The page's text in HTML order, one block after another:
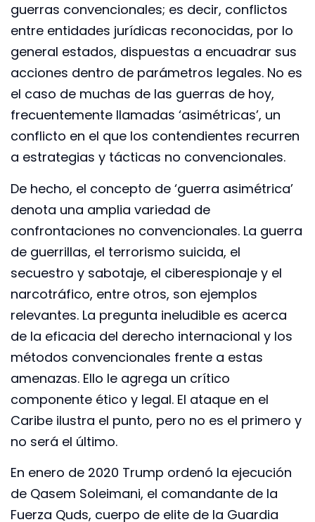
guerras convencionales; es decir, conflictos
entre entidades jurídicas reconocidas, por lo
general estados, dispuestas a encuadrar sus
acciones dentro de parámetros legales. No es
el caso de muchas de las guerras de hoy,
frecuentemente llamadas ‘asimétricas’, un
conflicto en el que los contendientes recurren
a estrategias y tácticas no convencionales.
De hecho, el concepto de ‘guerra asimétrica’
denota una amplia variedad de
confrontaciones no convencionales. La guerra
de guerrillas, el terrorismo suicida, el
secuestro y sabotaje, el ciberespionaje y el
narcotráfico, entre otros, son ejemplos
relevantes. La pregunta ineludible es acerca
de la eficacia del derecho internacional y los
métodos convencionales frente a estas
amenazas. Ello le agrega un crítico
componente ético y legal. El ataque en el
Caribe ilustra el punto, pero no es el primero y
no será el último.
En enero de 2020 Trump ordenó la ejecución
de Qasem Soleimani, el comandante de la
Fuerza Quds, cuerpo de elite de la Guardia